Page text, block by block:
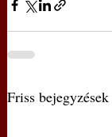
Friss bejegyzések